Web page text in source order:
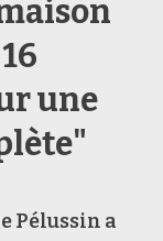
une
Pélussin a